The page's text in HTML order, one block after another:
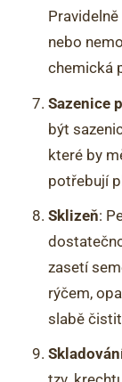
nebo
chemická
Sazenice
být
které by
potřebují
Sklizeň:
zasetí
rýčem,
slabě